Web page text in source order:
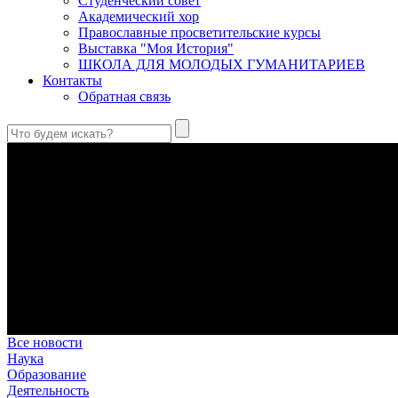
Академический хор
Православные просветительские курсы
Выставка "Моя История"
ШКОЛА ДЛЯ МОЛОДЫХ ГУМАНИТАРИЕВ
Контакты
Обратная связь
Все новости
Наука
Образование
Деятельность